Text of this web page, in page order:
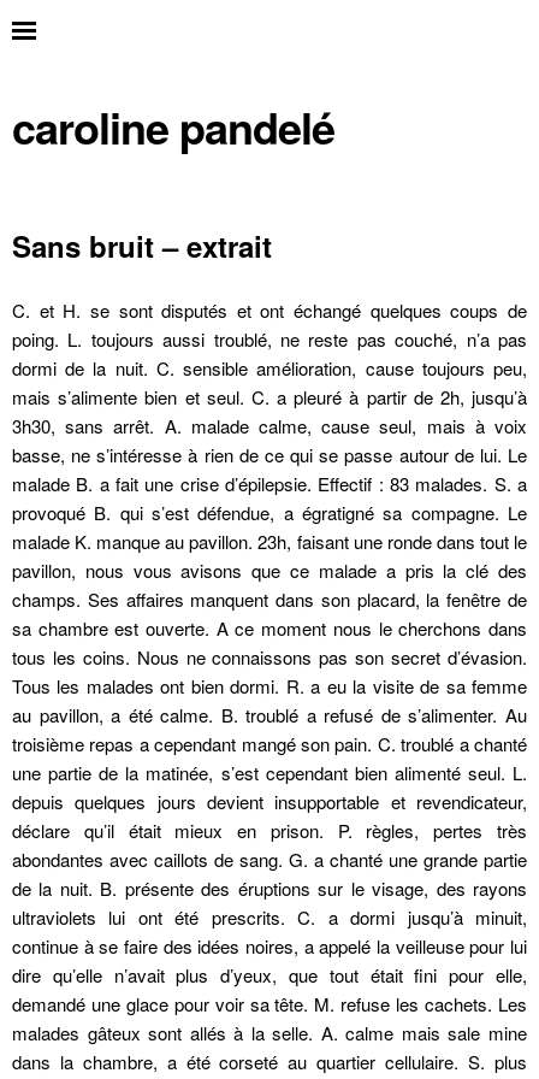
caroline pandelé
Sans bruit – extrait
C. et H. se sont disputés et ont échangé quelques coups de
poing. L. toujours aussi troublé, ne reste pas couché, n’a pas
dormi de la nuit. C. sensible amélioration, cause toujours peu,
mais s’alimente bien et seul. C. a pleuré à partir de 2h, jusqu’à
3h30, sans arrêt. A. malade calme, cause seul, mais à voix
basse, ne s’intéresse à rien de ce qui se passe autour de lui. Le
malade B. a fait une crise d’épilepsie. Effectif : 83 malades. S. a
provoqué B. qui s’est défendue, a égratigné sa compagne. Le
malade K. manque au pavillon. 23h, faisant une ronde dans tout le
pavillon, nous vous avisons que ce malade a pris la clé des
champs. Ses affaires manquent dans son placard, la fenêtre de
sa chambre est ouverte. A ce moment nous le cherchons dans
tous les coins. Nous ne connaissons pas son secret d’évasion.
Tous les malades ont bien dormi. R. a eu la visite de sa femme
au pavillon, a été calme. B. troublé a refusé de s’alimenter. Au
troisième repas a cependant mangé son pain. C. troublé a chanté
une partie de la matinée, s’est cependant bien alimenté seul. L.
depuis quelques jours devient insupportable et revendicateur,
déclare qu’il était mieux en prison. P. règles, pertes très
abondantes avec caillots de sang. G. a chanté une grande partie
de la nuit. B. présente des éruptions sur le visage, des rayons
ultraviolets lui ont été prescrits. C. a dormi jusqu’à minuit,
continue à se faire des idées noires, a appelé la veilleuse pour lui
dire qu’elle n’avait plus d’yeux, que tout était fini pour elle,
demandé une glace pour voir sa tête. M. refuse les cachets. Les
malades gâteux sont allés à la selle. A. calme mais sale mine
dans la chambre, a été corseté au quartier cellulaire. S. plus